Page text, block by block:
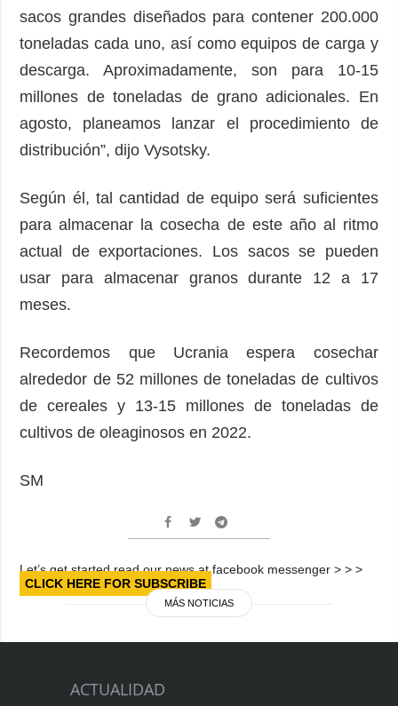
sacos grandes diseñados para contener 200.000
toneladas cada uno, así como equipos de carga y
descarga. Aproximadamente, son para 10-15
millones de toneladas de grano adicionales. En
agosto, planeamos lanzar el procedimiento de
distribución”, dijo Vysotsky.
Según él, tal cantidad de equipo será suficientes
para almacenar la cosecha de este año al ritmo
actual de exportaciones. Los sacos se pueden
usar para almacenar granos durante 12 a 17
meses.
Recordemos que Ucrania espera cosechar
alrededor de 52 millones de toneladas de cultivos
de cereales y 13-15 millones de toneladas de
cultivos de oleaginosos en 2022.
SM
Let’s get started read our news at facebook messenger > > >
CLICK HERE FOR SUBSCRIBE
MÁS NOTICIAS
ACTUALIDAD